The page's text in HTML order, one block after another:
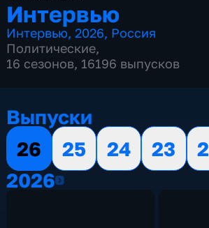
Интервью
Интервью,2026, Россия
Политические,
16 сезонов, 16196 выпусков
Выпуски
26
25 24 23
20262026